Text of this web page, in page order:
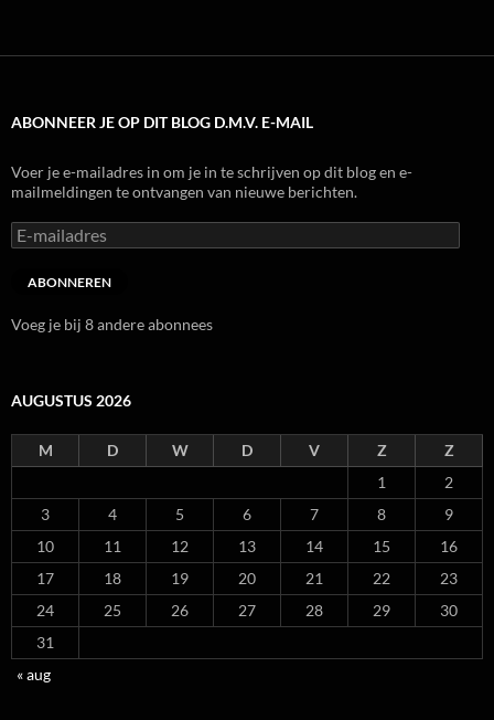
ABONNEER JE OP DIT BLOG D.M.V. E-MAIL
Voer je e-mailadres in om je in te schrijven op dit blog en e-
mailmeldingen te ontvangen van nieuwe berichten.
E-
mailadres
ABONNEREN
Voeg je bij 8 andere abonnees
AUGUSTUS 2026
M D W D V Z
Z
1
2
3
4 5 6 7 8
9
10
11 12 13 14 15
16
17
18 19 20 21 22
23
24
25 26 27 28 29
30
31
« aug